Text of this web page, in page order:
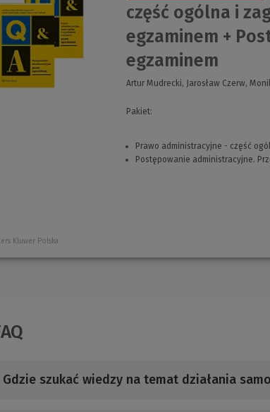
część ogólna i
egzaminem +
egzaminem
Artur Mudrecki, Jarosław Czerw,
Pakiet:
Prawo administracyjne - część
Postępowanie administracyjne.
Kluwer Polska
Gdzie szukać wiedzy na temat działania